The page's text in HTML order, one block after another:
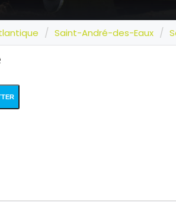
Saint-André-des-Eaux